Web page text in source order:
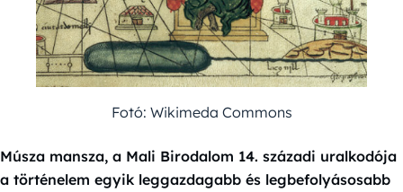
Fotó: Wikimeda Commons
Músza mansza, a Mali Birodalom 14. századi uralkodója
a történelem egyik leggazdagabb és legbefolyásosabb